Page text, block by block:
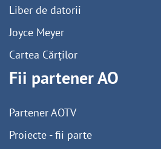
Liber de datorii
Joyce Meyer
Cartea Cărților
Fii partener AO
Partener AOTV
Proiecte - fii parte